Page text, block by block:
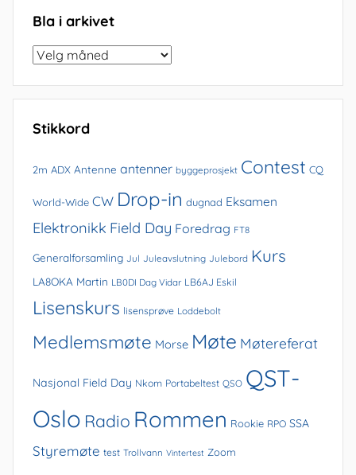
Bla i arkivet
Bla
arkivet
Stikkord
2m ADX Antenne antenner byggeprosjekt Contest CQ
World-Wide CW Drop-in dugnad Eksamen
Elektronikk Field Day Foredrag FT8
Generalforsamling Jul Juleavslutning Julebord Kurs
LA8OKA Martin LB0DI Dag Vidar LB6AJ Eskil
Lisenskurs lisensprøve Loddebolt
Medlemsmøte Morse Møte Møtereferat
Nasjonal Field Day Nkom Portabeltest QSO QST-
Oslo Radio Rommen Rookie RPO SSA
Styremøte test Trollvann Vintertest Zoom